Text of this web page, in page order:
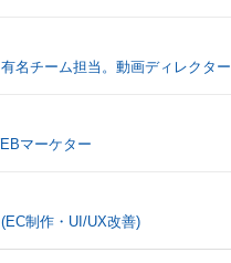
有名チーム担当。動画ディレクター
マーケター
制作・UI/UX改善)